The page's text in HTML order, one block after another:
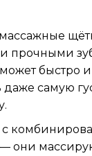
прочными
быстро и
даже самую
с
они